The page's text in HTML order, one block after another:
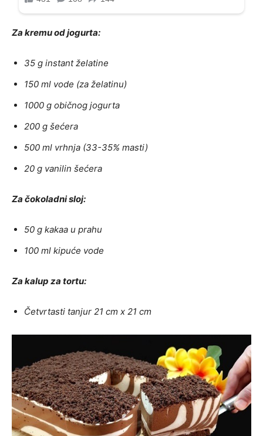
Za kremu od jogurta:
35 g instant želatine
150 ml vode (za želatinu)
1000 g običnog jogurta
200 g šećera
500 ml vrhnja (33-35% masti)
20 g vanilin šećera
Za čokoladni sloj:
50 g kakaa u prahu
100 ml kipuće vode
Za kalup za tortu:
Četvrtasti tanjur 21 cm x 21 cm